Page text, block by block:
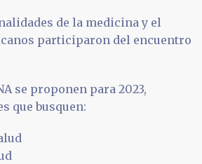
de la medicina y el
participaron del encuentro
se proponen para 2023,
que busquen: